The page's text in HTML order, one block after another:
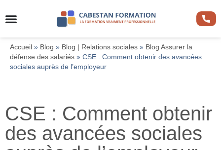
Accueil » Blog » Blog | Relations sociales » Blog Assurer la
défense des salariés » CSE : Comment obtenir des avancées
sociales auprès de l’employeur
CSE : Comment obtenir
des avancées sociales